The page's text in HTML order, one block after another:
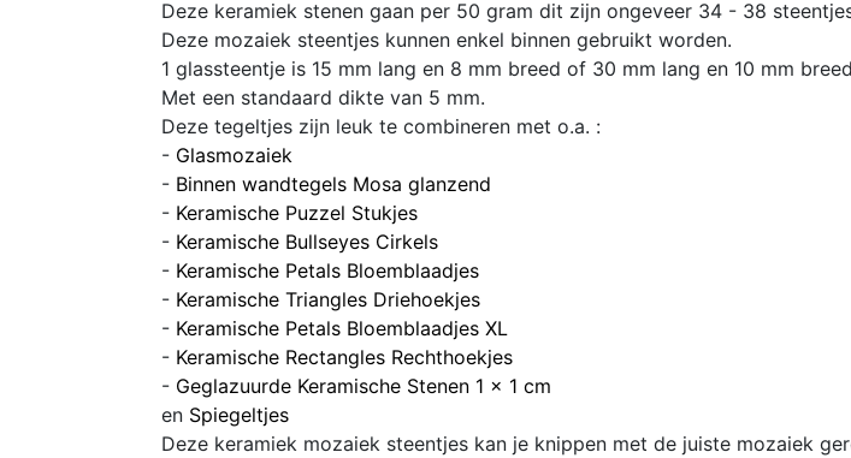
Deze keramiek stenen gaan per 50 gram dit zijn ongeveer 34 - 38
Deze mozaiek steentjes kunnen enkel binnen gebruikt worden.
1 glassteentje is 15 mm lang en 8 mm breed of 30 mm lang en 10 mm
Met een standaard dikte van 5 mm.
Deze tegeltjes zijn leuk te combineren met o.a. :
- Glasmozaiek
- Binnen wandtegels Mosa glanzend
- Keramische Puzzel Stukjes
- Keramische Bullseyes Cirkels
- Keramische Petals Bloemblaadjes
- Keramische Triangles Driehoekjes
- Keramische Petals Bloemblaadjes XL
- Keramische Rectangles Rechthoekjes
- Geglazuurde Keramische Stenen 1 x 1 cm
en Spiegeltjes
Deze keramiek mozaiek steentjes kan je knippen met de juiste mozaiek